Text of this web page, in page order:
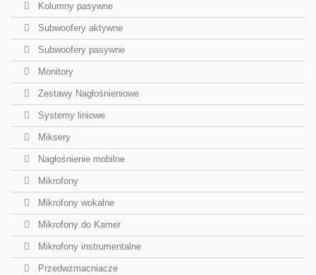
Kolumny pasywne
Subwoofery aktywne
Subwoofery pasywne
Monitory
Zestawy Nagłośnieniowe
Systemy liniowe
Miksery
Nagłośnienie mobilne
Mikrofony
Mikrofony wokalne
Mikrofony do Kamer
Mikrofony instrumentalne
Przedwzmacniacze